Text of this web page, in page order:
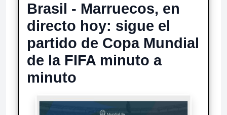
Brasil - Marruecos, en
directo hoy: sigue el
partido de Copa Mundial
de la FIFA minuto a
minuto